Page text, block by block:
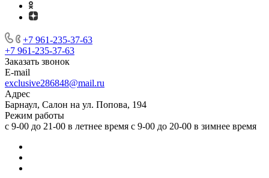
+7 961-235-37-63
+7 961-235-37-63
Заказать звонок
E-mail
exclusive286848@mail.ru
Адрес
Барнаул, Салон на ул. Попова, 194
Режим работы
с 9-00 до 21-00 в летнее время с 9-00 до 20-00 в зимнее время